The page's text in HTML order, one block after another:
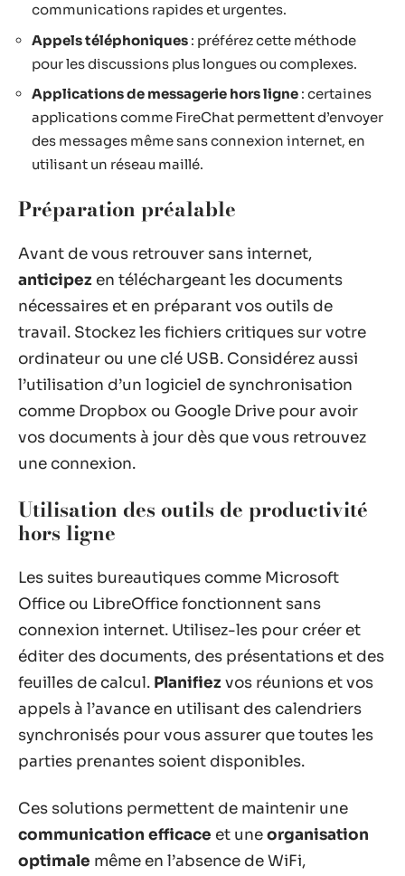
communications rapides et urgentes.
Appels téléphoniques : préférez cette méthode
pour les discussions plus longues ou complexes.
Applications de messagerie hors ligne : certaines
applications comme FireChat permettent d’envoyer
des messages même sans connexion internet, en
utilisant un réseau maillé.
Préparation préalable
Avant de vous retrouver sans internet,
anticipez en téléchargeant les documents
nécessaires et en préparant vos outils de
travail. Stockez les fichiers critiques sur votre
ordinateur ou une clé USB. Considérez aussi
l’utilisation d’un logiciel de synchronisation
comme Dropbox ou Google Drive pour avoir
vos documents à jour dès que vous retrouvez
une connexion.
Utilisation des outils de productivité
hors ligne
Les suites bureautiques comme Microsoft
Office ou LibreOffice fonctionnent sans
connexion internet. Utilisez-les pour créer et
éditer des documents, des présentations et des
feuilles de calcul. Planifiezvos réunions et vos
appels à l’avance en utilisant des calendriers
synchronisés pour vous assurer que toutes les
parties prenantes soient disponibles.
Ces solutions permettent de maintenir une
communication efficace et uneorganisation
optimale même en l’absence de WiFi,